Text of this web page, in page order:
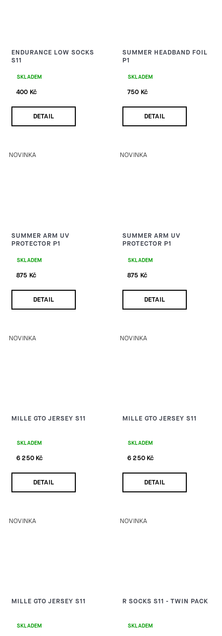
ENDURANCE LOW SOCKS
S11
SKLADEM
400 Kč
DETAIL
SUMMER HEADBAND FOIL
P1
SKLADEM
750 Kč
DETAIL
NOVINKA
SUMMER ARM UV
PROTECTOR P1
SKLADEM
875 Kč
DETAIL
NOVINKA
SUMMER ARM UV
PROTECTOR P1
SKLADEM
875 Kč
DETAIL
NOVINKA
MILLE GTO JERSEY S11
SKLADEM
6 250 Kč
DETAIL
NOVINKA
MILLE GTO JERSEY S11
SKLADEM
6 250 Kč
DETAIL
NOVINKA
MILLE GTO JERSEY S11
SKLADEM
NOVINKA
R SOCKS S11 - TWIN PACK
SKLADEM